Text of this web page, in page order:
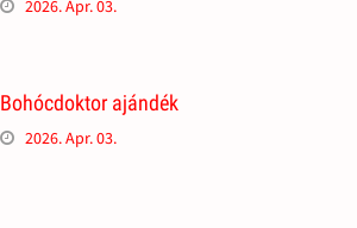
2026. Apr. 03.
Bohócdoktor ajándék
2026. Apr. 03.